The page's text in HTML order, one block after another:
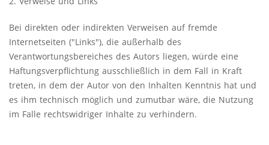
Bei direkten oder indirekten Verweisen auf fremde
Internetseiten ("Links"), die außerhalb des
Verantwortungsbereiches des Autors liegen, würde eine
Haftungsverpflichtung ausschließlich in dem Fall in Kraft
treten, in dem der Autor von den Inhalten Kenntnis hat und
es ihm technisch möglich und zumutbar wäre, die Nutzung
im Falle rechtswidriger Inhalte zu verhindern.